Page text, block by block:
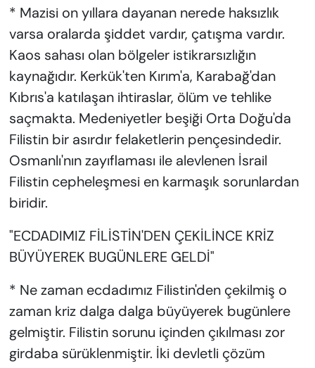
* Mazisi on yıllara dayanan nerede haksızlık
varsa oralarda şiddet vardır, çatışma vardır.
Kaos sahası olan bölgeler istikrarsızlığın
kaynağıdır. Kerkük'ten Kırım'a, Karabağ'dan
Kıbrıs'a katılaşan ihtiraslar, ölüm ve tehlike
saçmakta. Medeniyetler beşiği Orta Doğu'da
Filistin bir asırdır felaketlerin pençesindedir.
Osmanlı'nın zayıflaması ile alevlenen İsrail
Filistin cepheleşmesi en karmaşık sorunlardan
biridir.
"ECDADIMIZ FİLİSTİN'DEN ÇEKİLİNCE KRİZ
BÜYÜYEREK BUGÜNLERE GELDİ"
* Ne zaman ecdadımız Filistin'den çekilmiş o
zaman kriz dalga dalga büyüyerek bugünlere
gelmiştir. Filistin sorunu içinden çıkılması zor
girdaba sürüklenmiştir. İki devletli çözüm